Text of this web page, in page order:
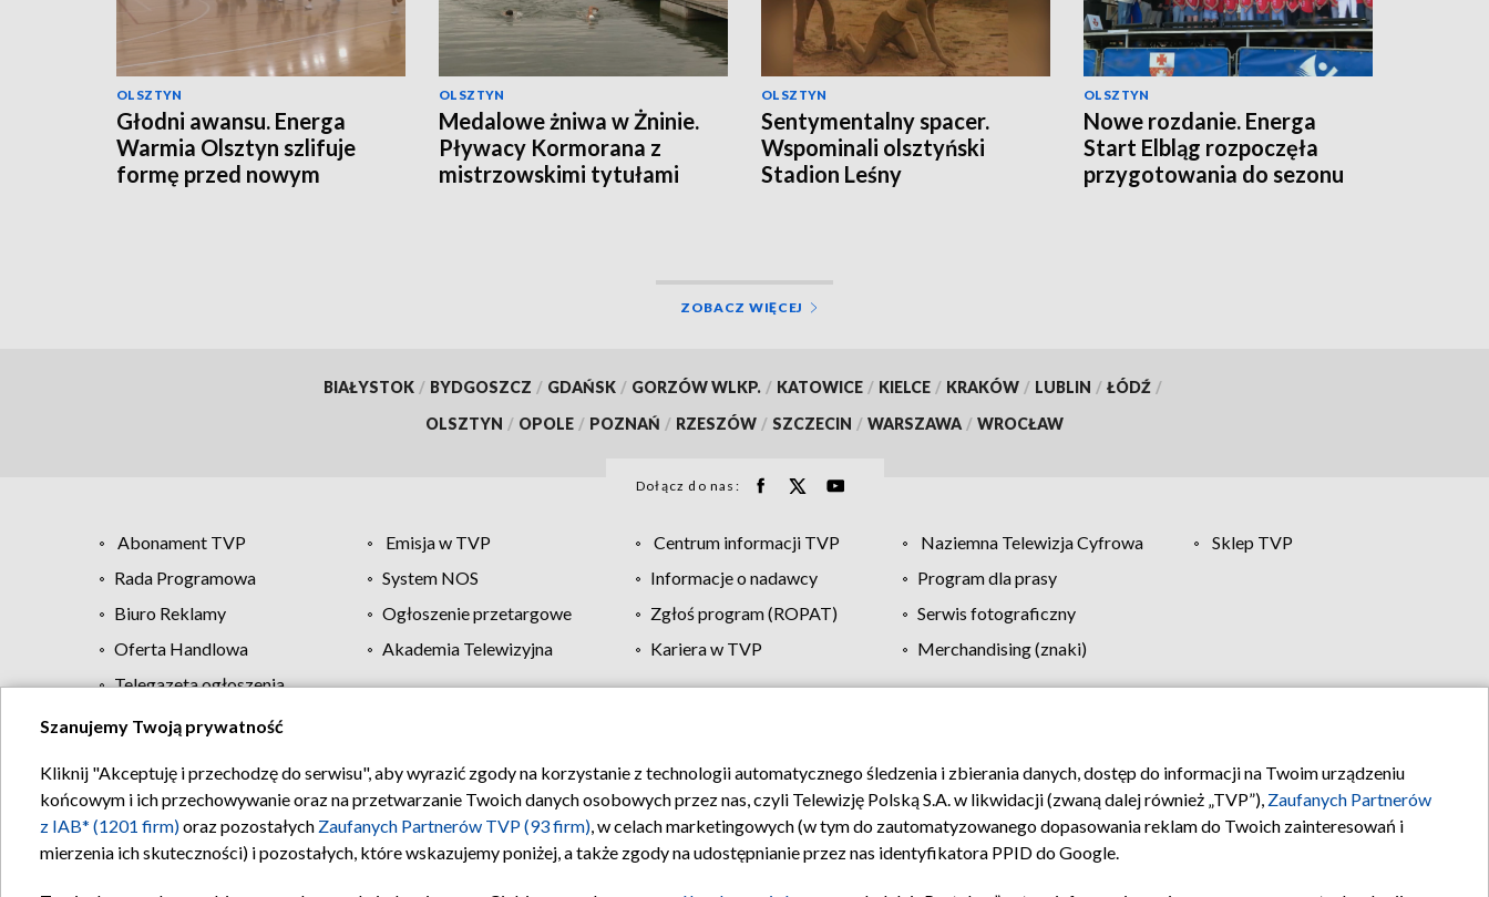
OLSZTYN
Głodni awansu. Energa
Warmia Olsztyn szlifuje
formę przed nowym
OLSZTYN
Medalowe żniwa w Żninie.
Pływacy Kormorana z
mistrzowskimi tytułami
OLSZTYN
Sentymentalny spacer.
Wspominali olsztyński
Stadion Leśny
OLSZTYN
Nowe rozdanie. Energa
Start Elbląg rozpoczęła
przygotowania do sezonu
ZOBACZ WIĘCEJ
BIAŁYSTOK / BYDGOSZCZ / GDAŃSK / GORZÓW WLKP. / KATOWICE / KIELCE / KRAKÓW / LUBLIN / ŁÓDŹ /
OLSZTYN / OPOLE / POZNAŃ / RZESZÓW / SZCZECIN / WARSZAWA / WROCŁAW
Dołącz do nas:
Abonament TVP Emisja w TVP Centrum informacji TVP Naziemna Telewizja Cyfrowa
Sklep TVP
Rada Programowa
System NOS Informacje o nadawcy
Program dla prasy
Biuro Reklamy
Ogłoszenie przetargowe Zgłoś program (ROPAT)
Serwis fotograficzny
Oferta Handlowa
Akademia Telewizyjna Kariera w TVP
Merchandising (znaki)
Telegazeta ogłoszenia
Regulamin TVP Polityka prywatności Moje zgody Pomoc Biuro reklamy Kontakt
Szanujemy Twoją prywatność
Kliknij "Akceptuję i przechodzę do serwisu", aby wyrazić zgody na korzystanie z technologii automatycznego śledzenia i zbierania danych, dostęp do informacji na Twoim urządzeniu
końcowym i ich przechowywanie oraz na przetwarzanie Twoich danych osobowych przez nas, czyli Telewizję Polską S.A. w likwidacji (zwaną dalej również „TVP”), Zaufanych Partnerów
z IAB* (1201 firm)oraz pozostałych Zaufanych Partnerów TVP (93 firm), w celach marketingowych (w tym do zautomatyzowanego dopasowania reklam do Twoich zainteresowań i
mierzenia ich skuteczności) i pozostałych, które wskazujemy poniżej, a także zgody na udostępnianie przez nas identyfikatora PPID do Google.